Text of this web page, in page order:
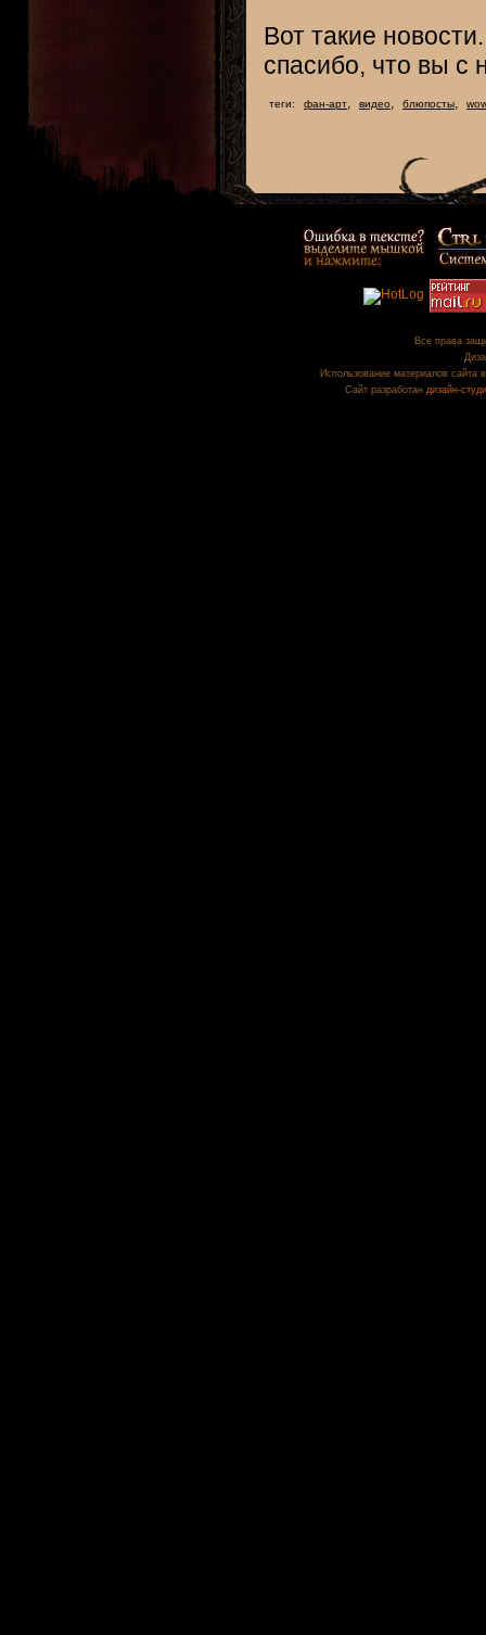
Вот такие
спасибо, что вы с
теги: фан-арт, видео, блюпосты,
Все права
Использование материалов сайта
Сайт разработан дизайн-